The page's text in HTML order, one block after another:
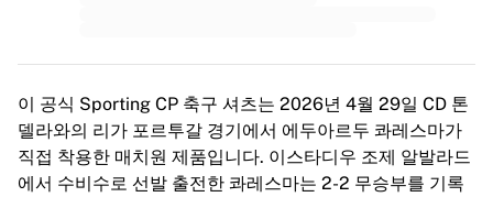
캐나다 여자 축구
NWSL
OL 리요네스
파리 생제르맹 페미닌
이 공식 Sporting CP 축구 셔츠는 2026년 4월 29일 CD 톤
델라와의 리가 포르투갈 경기에서 에두아르두 콰레스마가
직접 착용한 매치원 제품입니다. 이스타디우 조제 알발라드
에서 수비수로 선발 출전한 콰레스마는 2-2 무승부를 기록